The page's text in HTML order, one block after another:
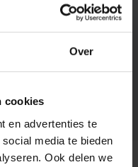
Over
cookies
en advertenties te
media te bieden
Ook delen we
waar je de fout zag.